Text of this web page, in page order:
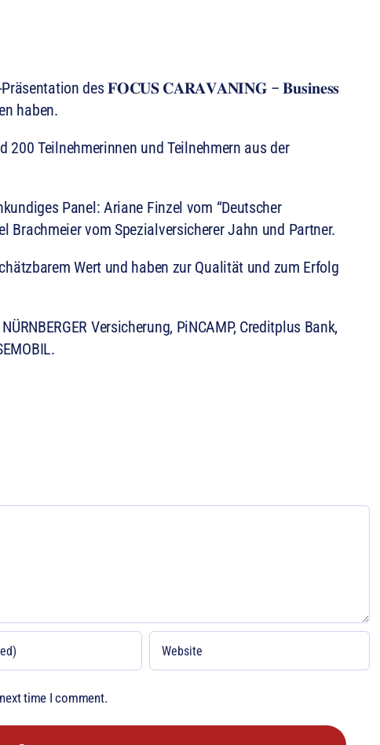
Präsentation des 𝐅𝐎𝐂𝐔𝐒 𝐂𝐀𝐑𝐀𝐕𝐀𝐍𝐈𝐍𝐆 – 𝐁𝐮𝐬𝐢𝐧𝐞𝐬𝐬
haben.
Teilnehmerinnen und Teilnehmern aus der
Panel: Ariane Finzel vom “Deutscher
Brachmeier vom Spezialversicherer Jahn und Partner.
Wert und haben zur Qualität und zum Erfolg
Versicherung, PiNCAMP, Creditplus Bank,
time I comment.